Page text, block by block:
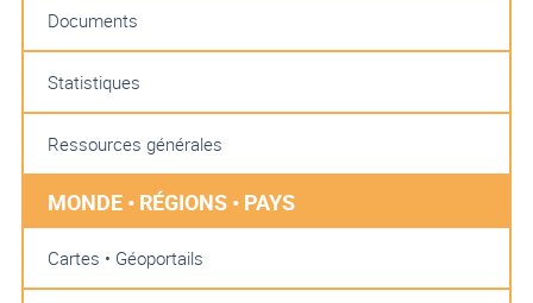
Documents
Statistiques
Ressources générales
MONDE • RÉGIONS • PAYS
Cartes • Géoportails